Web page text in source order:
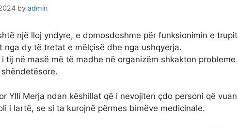
by admin
një lloj yndyre, e domosdoshme për funksionimin e trupit
nga dy të tretat e mëlçisë dhe nga ushqyerja.
tij në masë më të madhe në organizëm shkakton probleme
Ylli Merja ndan këshillat që i nevojiten çdo personi që vuan
i lartë, se si ta kurojnë përmes bimëve medicinale.